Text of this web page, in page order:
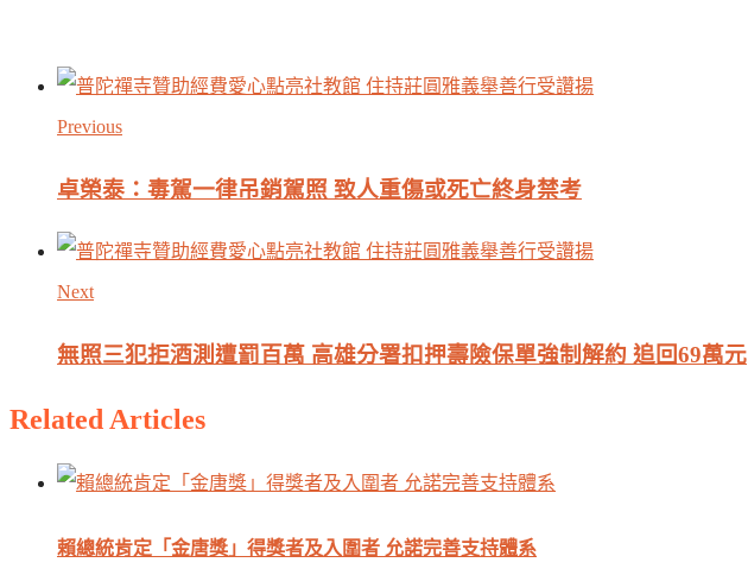
Previous
卓榮泰：毒駕一律吊銷駕照 致人重傷或死亡終身禁考
Next
無照三犯拒酒測遭罰百萬 高雄分署扣押壽險保單強制解約 追回69萬元
Related Articles
賴總統肯定「金唐獎」得獎者及入圍者 允諾完善支持體系